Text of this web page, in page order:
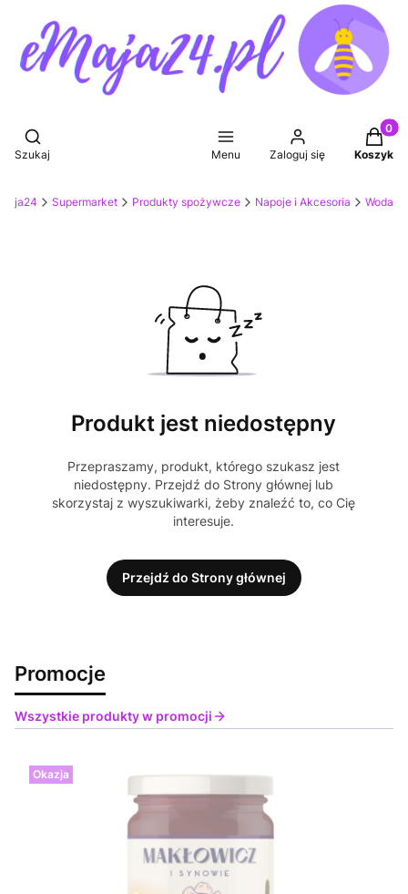
Otwórz wyszukiwarkę
Szukaj Menu Zaloguj się Koszyk
Supermarket Produkty spożywcze Napoje i Akcesoria Woda
Produkt jest niedostępny
Przepraszamy, produkt, którego szukasz jest
niedostępny. Przejdź do Strony głównej lub
skorzystaj z wyszukiwarki, żeby znaleźć to, co Cię
interesuje.
Przejdź do Strony głównej
Promocje
Wszystkie produkty w promocji
Okazja